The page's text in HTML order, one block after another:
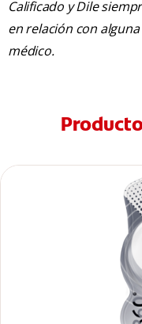
Calificado y Dile
en relación con
médico.